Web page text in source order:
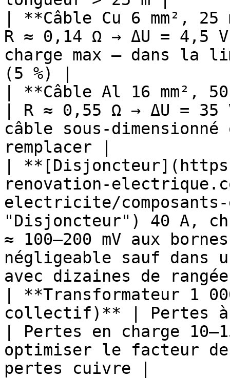
| **Câble Cu 6 mm²,
R ≈ 0,14 Ω → ΔU = 4,5
charge max — dans la
(5 %) |
| **Câble Al 16 mm²,
| R ≈ 0,55 Ω → ΔU = 35
câble sous-
remplacer |
|
renovation-
electricite/
"Disjoncteur") 40 A,
≈ 100–200 mV aux
négligeable sauf dans
avec dizaines de
| **Transformateur 1
collectif)** | Pertes à
| Pertes en charge
optimiser le facteur
pertes cuivre |